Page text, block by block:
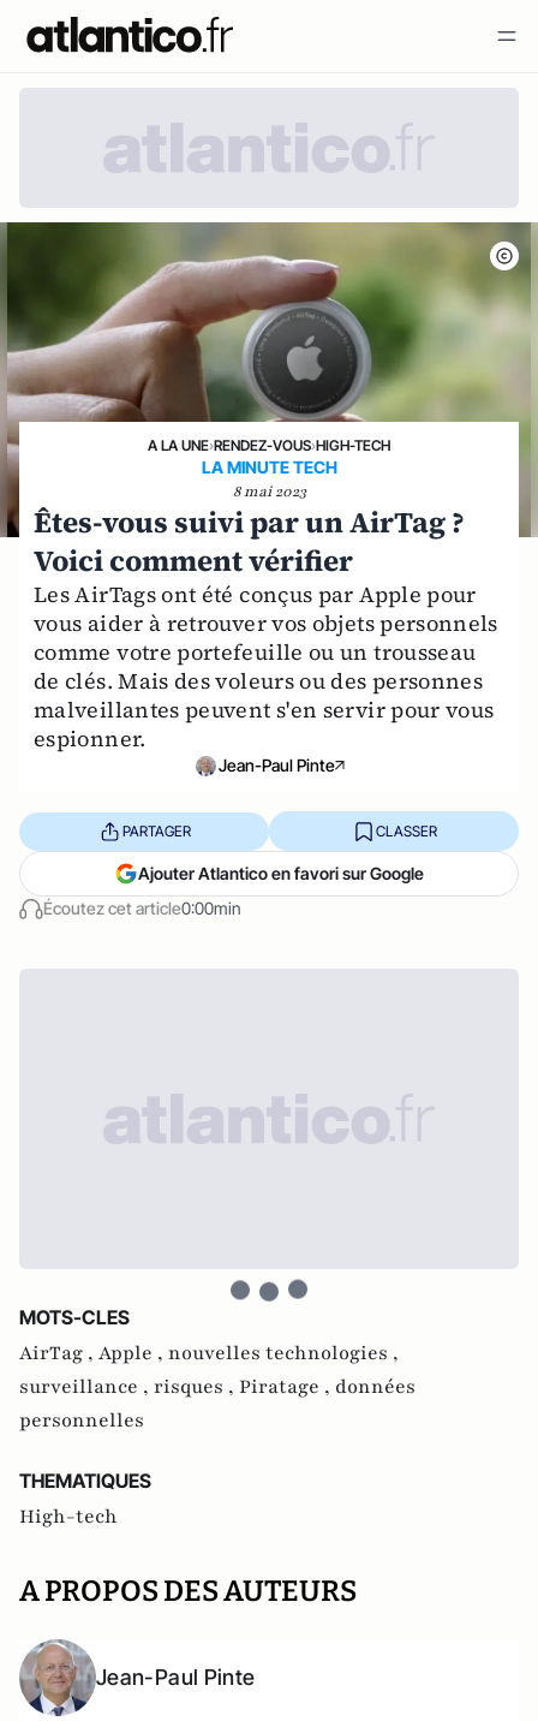
A LA UNE›RENDEZ-VOUS›HIGH-TECH
LA MINUTE TECH
8 mai 2023
Êtes-vous suivi par un AirTag ?
Voici comment vérifier
Les AirTags ont été conçus par Apple pour
vous aider à retrouver vos objets personnels
comme votre portefeuille ou un trousseau
de clés. Mais des voleurs ou des personnes
malveillantes peuvent s'en servir pour vous
espionner.
Jean-Paul Pinte
Écoutez cet article0:00min
PARTAGER CLASSER
Ajouter Atlantico en favori sur Google
MOTS-CLES
AirTag , Apple , nouvelles technologies ,
surveillance , risques , Piratage , données
personnelles
THEMATIQUES
High-tech
A PROPOS DES AUTEURS
Jean-Paul Pinte